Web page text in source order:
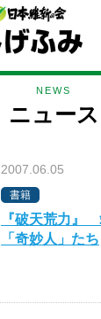
NEWS
ニュース
2007.06.05
書籍
『破天荒力』
「奇妙人」たち